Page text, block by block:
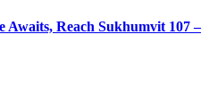
Reach Sukhumvit 107 –